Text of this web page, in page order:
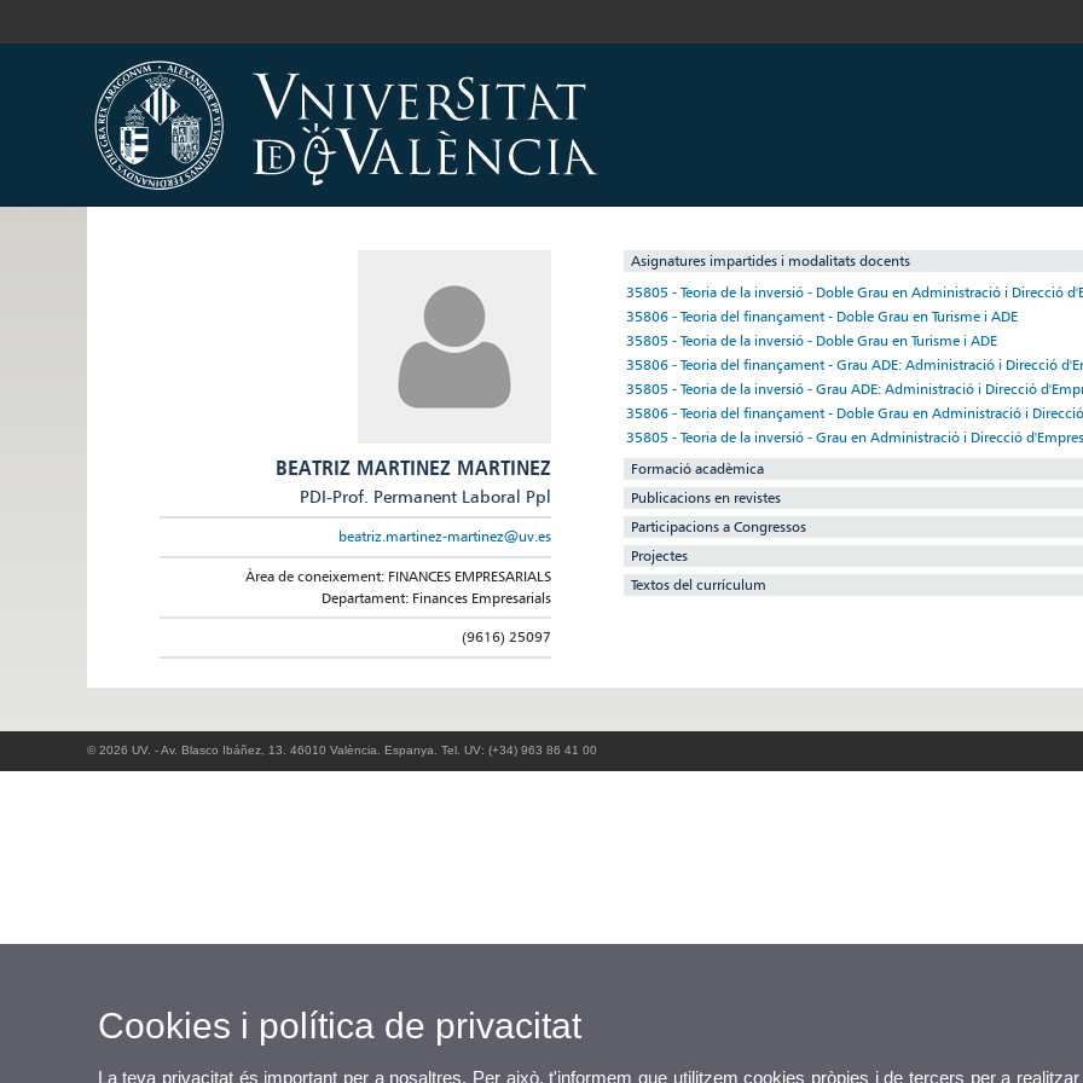
BEATRIZ MARTINEZ MARTINEZ
PDI-Prof. Permanent Laboral Ppl
beatriz.martinez-martinez@uv.es
Àrea de coneixement: FINANCES EMPRESARIALS
Departament: Finances Empresarials
(9616) 25097
Asignatures impartides i modalitats docents
35805 - Teoria de la inversió - Doble Grau en Administració i Direcció
35806 - Teoria del finançament - Doble Grau en Turisme i ADE
35805 - Teoria de la inversió - Doble Grau en Turisme i ADE
35806 - Teoria del finançament - Grau ADE: Administració i Direcció
35805 - Teoria de la inversió - Grau ADE: Administració i Direcció
35806 - Teoria del finançament - Doble Grau en Administració i
35805 - Teoria de la inversió - Grau en Administració i Direcció
Formació acadèmica
Publicacions en revistes
Participacions a Congressos
Projectes
Textos del currículum
© 2026 UV. - Av. Blasco Ibáñez, 13. 46010 València. Espanya. Tel. UV: (+34) 963 86 41 00
Cookies i política de privacitat
La teva privacitat és important per a nosaltres. Per això, t'informem que utilitzem cookies pròpies i de tercers per a realitzar